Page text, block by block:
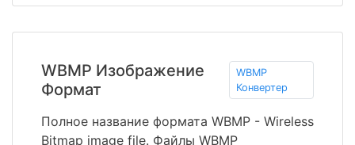
WBMP Изображение
Формат
WBMP
Конвертер
Полное название формата WBMP - Wireless
Bitmap image file. Файлы WBMP